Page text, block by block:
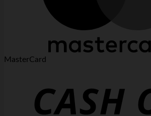
MasterCard